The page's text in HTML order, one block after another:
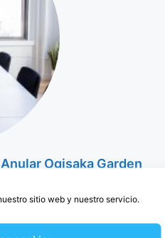
sitio web y nuestro servicio.
Ogisaka Garden